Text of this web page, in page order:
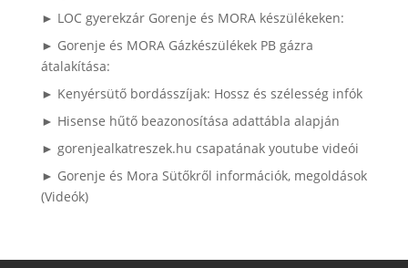
► LOC gyerekzár Gorenje és MORA készülékeken:
► Gorenje és MORA Gázkészülékek PB gázra
átalakítása:
► Kenyérsütő bordásszíjak: Hossz és szélesség infók
► Hisense hűtő beazonosítása adattábla alapján
► gorenjealkatreszek.hu csapatának youtube videói
► Gorenje és Mora Sütőkről információk, megoldások
(Videók)